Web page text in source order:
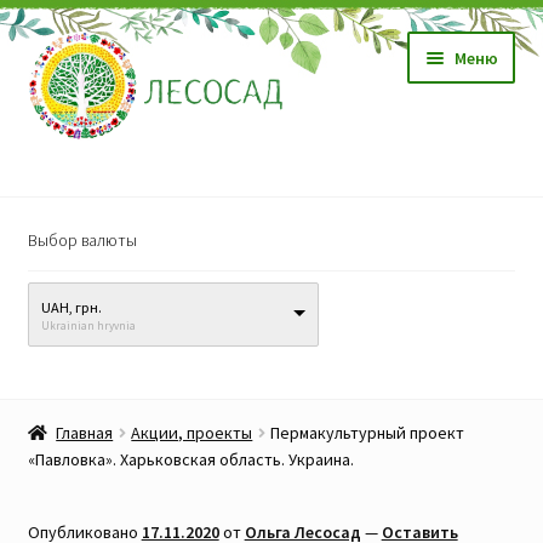
Перейти
к
навигации
Перейти
к
содержимому
Меню
Саженцы
Семена
Прайс-лист
Выбор валюты
UAH, грн.
Ukrainian hryvnia
Главная Акции, проекты
Пермакультурный проект
«Павловка». Харьковская область. Украина.
Опубликовано 17.11.2020от Ольга Лесосад — Оставить